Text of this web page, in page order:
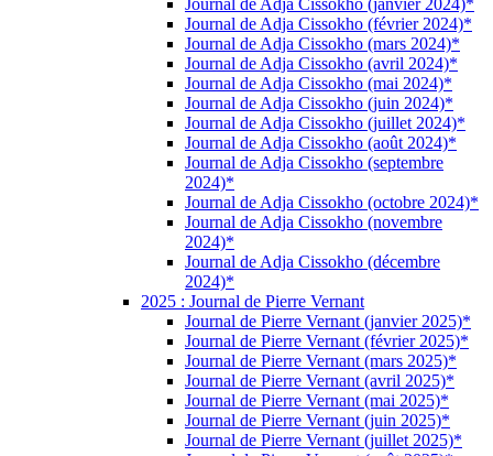
Journal de Adja Cissokho (janvier 2024)*
Journal de Adja Cissokho (février 2024)*
Journal de Adja Cissokho (mars 2024)*
Journal de Adja Cissokho (avril 2024)*
Journal de Adja Cissokho (mai 2024)*
Journal de Adja Cissokho (juin 2024)*
Journal de Adja Cissokho (juillet 2024)*
Journal de Adja Cissokho (août 2024)*
Journal de Adja Cissokho (septembre
2024)*
Journal de Adja Cissokho (octobre 2024)*
Journal de Adja Cissokho (novembre
2024)*
Journal de Adja Cissokho (décembre
2024)*
2025 : Journal de Pierre Vernant
Journal de Pierre Vernant (janvier 2025)*
Journal de Pierre Vernant (février 2025)*
Journal de Pierre Vernant (mars 2025)*
Journal de Pierre Vernant (avril 2025)*
Journal de Pierre Vernant (mai 2025)*
Journal de Pierre Vernant (juin 2025)*
Journal de Pierre Vernant (juillet 2025)*